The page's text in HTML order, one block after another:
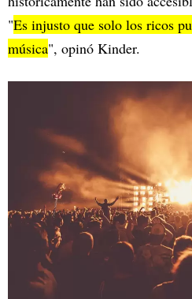
"Es injusto que solo los ricos
música", opinó Kinder.